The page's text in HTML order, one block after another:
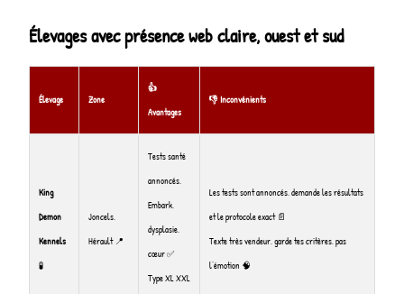
Élevages avec présence web claire, ouest et sud
Élevage Zone
👍
Avantages
👎 Inconvénients
King
Demon
Kennels
🧪
Joncels,
Hérault 📍
Tests santé
annoncés,
Embark,
dysplasie,
cœur ✅
Type XL XXL
Les tests sont annoncés, demande les résultats
et le protocole exact 📄
Texte très vendeur, garde tes critères, pas
l’émotion 🧠